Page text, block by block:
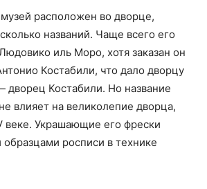
расположен во дворце,
названий. Чаще всего его
иль Моро, хотя заказан он
Костабили, что дало дворцу
дворец Костабили. Но название
влияет на великолепие дворца,
веке. Украшающие его фрески
росписи в технике